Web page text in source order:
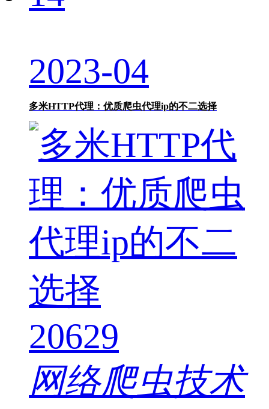
2023-04
多米HTTP代理：优质爬虫代理ip的不二选择
20629
网络爬虫技术